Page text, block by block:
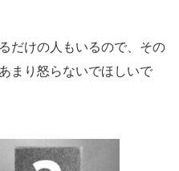
だけの人もいるので、その
まり怒らないでほしいで